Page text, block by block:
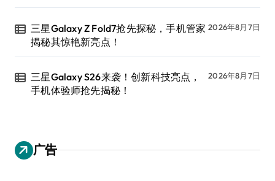
三星Galaxy Z Fold7抢先探秘，手机管家
揭秘其惊艳新亮点！
2026年8月7日
三星Galaxy S26来袭！创新科技亮点，
手机体验师抢先揭秘！
2026年8月7日
广告